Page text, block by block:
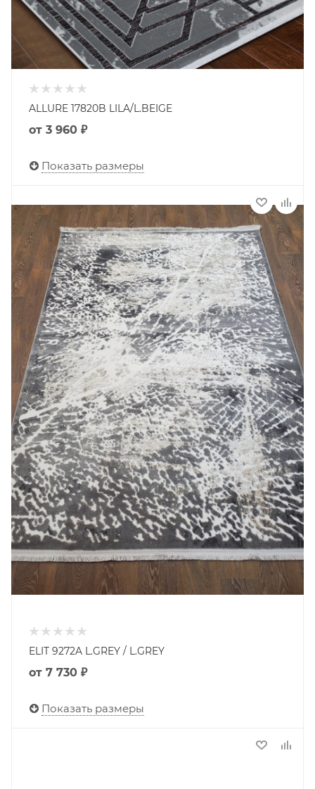
ALLURE 17820B LILA/L.BEIGE
от 3 960 ₽
Показать размеры
ELIT 9272A L.GREY / L.GREY
от 7 730 ₽
Показать размеры